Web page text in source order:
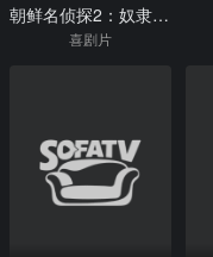
朝鲜名侦探2：奴隶的女儿
喜剧片